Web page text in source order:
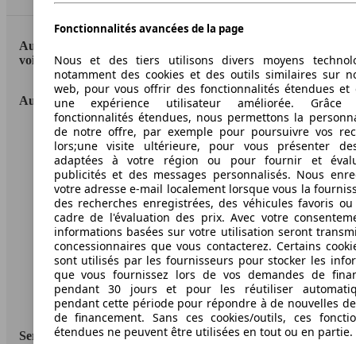
AutoScout24: la plus grande plateforme en ligne de
voitures en Europe.
AutoScout24
A propos d'AutoScout24
Presse
Conditions d'utilisation
Informations légales
Protection des données
Media
Déclaration d'accessibilité
Service
Fonctionnalités avancées de la page
Nous et des tiers utilisons divers moyens
notamment des cookies et des outils similaires sur
web, pour vous offrir des fonctionnalités étendues et
une expérience utilisateur améliorée.
fonctionnalités étendues, nous permettons la
de notre offre, par exemple pour poursuivre vos
lors;une visite ultérieure, pour vous présenter
adaptées à votre région ou pour fournir et
publicités et des messages personnalisés. Nous
votre adresse e-mail localement lorsque vous la
des recherches enregistrées, des véhicules favoris
cadre de l'évaluation des prix. Avec votre
informations basées sur votre utilisation seront
concessionnaires que vous contacterez. Certains
sont utilisés par les fournisseurs pour stocker les
que vous fournissez lors de vos demandes de
pendant 30 jours et pour les réutiliser
pendant cette période pour répondre à de nouvelles
de financement. Sans ces cookies/outils, ces
étendues ne peuvent être utilisées en tout ou en partie.